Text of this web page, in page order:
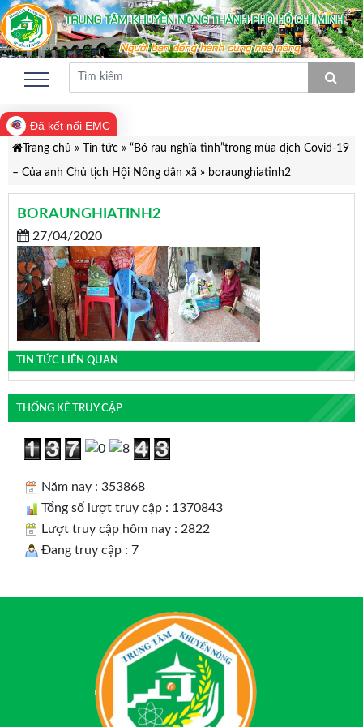
Đã kết nối EMC
Trang chủ » Tin tức» “Bó rau nghĩa tình”trong mùa dịch Covid-19
– Của anh Chủ tịch Hội Nông dân xã » boraunghiatinh2
BORAUNGHIATINH2
27/04/2020
TIN TỨC LIÊN QUAN
THỐNG KÊ TRUY CẬP
Năm nay : 353868
Tổng số lượt truy cập : 1370843
Lượt truy cập hôm nay : 2822
Đang truy cập : 7